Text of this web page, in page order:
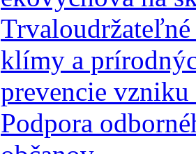
klímy a
prevencie vzniku
Podpora